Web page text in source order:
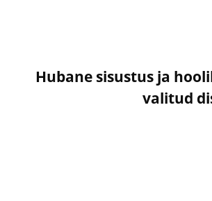
Hubane sisustus ja
valitud